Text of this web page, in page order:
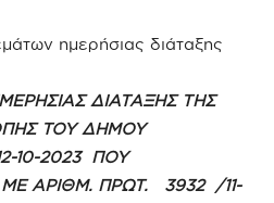
ημερήσιας διάταξης
ΔΙΑΤΑΞΗΣ ΤΗΣ
ΤΟΥ ΔΗΜΟΥ
10-2023 ΠΟΥ
ΑΡΙΘΜ. ΠΡΩΤ. 3932 /11-